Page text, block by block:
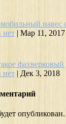
навес
нет | Мар 11, 2017
нет | Дек 3, 2018
опубликован.